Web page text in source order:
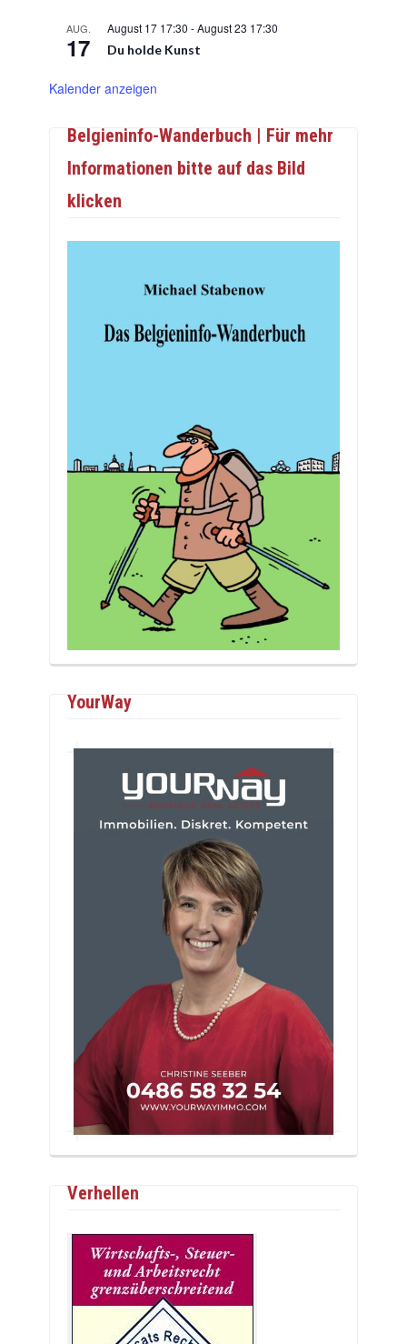
AUG.
17
August 17 17:30 -August 23 17:30
Du holde Kunst
Kalender anzeigen
Belgieninfo-Wanderbuch | Für mehr
Informationen bitte auf das Bild
klicken
YourWay
Verhellen